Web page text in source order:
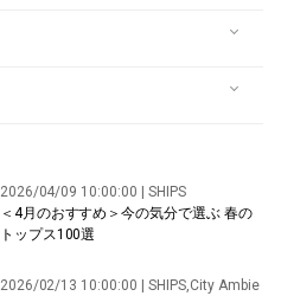
2026/04/09 10:00:00 | SHIPS
＜4月のおすすめ＞今の気分で選ぶ 春の
トップス100選
2026/02/13 10:00:00 | SHIPS,City Ambie